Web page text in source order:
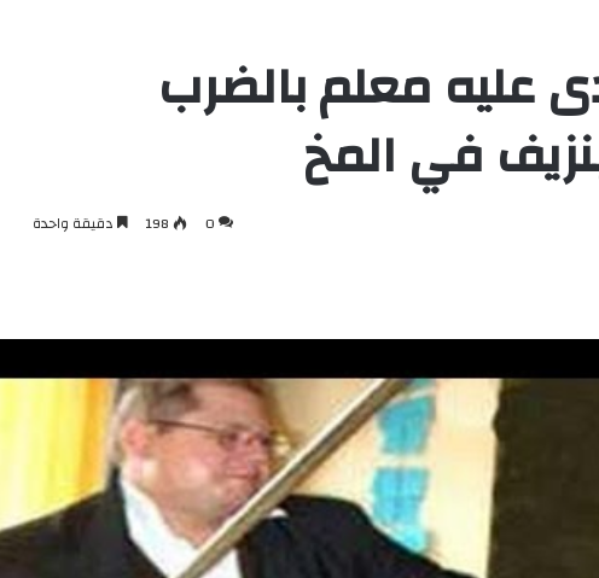
عليه معلم بالضرب
في المخ
0
198 دقيقة واحدة